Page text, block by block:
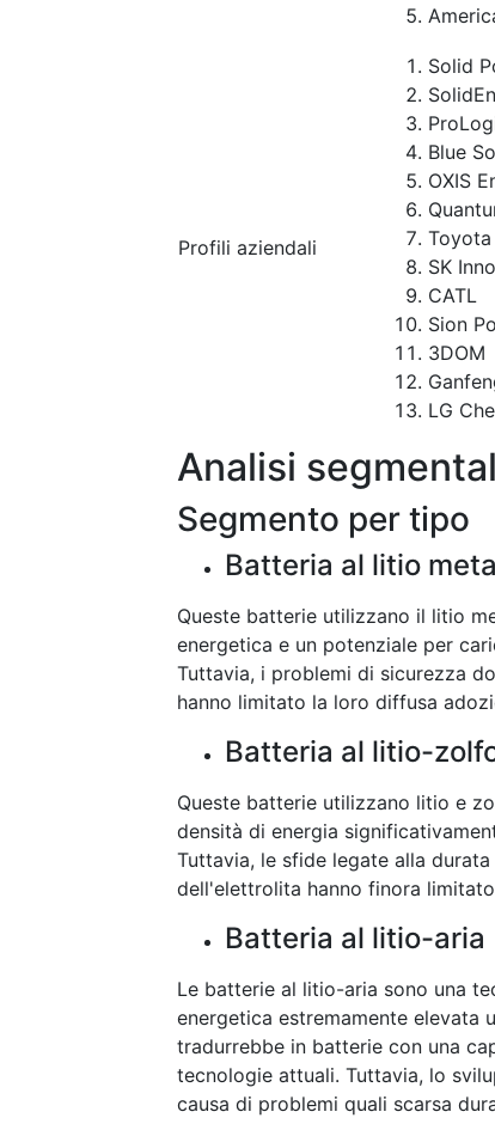
Profili aziendali
Solid
Blue
OXIS
Toyota
SK
CATL
Sion
3DOM
LG
Analisi
Segmento per tipo
Batteria al litio
Queste batterie utilizzano il litio
energetica e un potenziale per
Tuttavia, i problemi di sicurezza
hanno limitato la loro diffusa
Batteria al litio-
Queste batterie utilizzano litio e
densità di energia
Tuttavia, le sfide legate alla
dell'elettrolita hanno finora
Batteria al litio-aria
Le batterie al litio-aria sono una
energetica estremamente elevata
tradurrebbe in batterie con una
tecnologie attuali. Tuttavia, lo
causa di problemi quali scarsa